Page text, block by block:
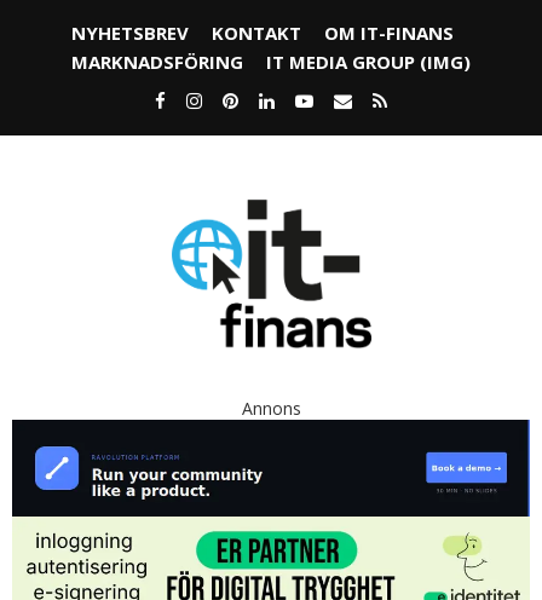
NYHETSBREV KONTAKT
OM IT-FINANS
MARKNADSFÖRING
IT MEDIA GROUP (IMG)
Annons